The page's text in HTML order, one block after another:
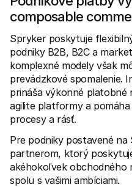
composable
Spryker poskytuje
podniky B2B, B2C a
komplexné modely však
prevádzkové spomalenie.
prináša výkonné platobné
agilite platformy a
procesy a rásť.
Pre podniky postavené
partnerom, ktorý
akéhokoľvek obchodného
spolu s vašimi ambíciami.
Knižnice
Integrujte Mollie s
Komunita na Discorde
Pridajte sa do našej
O spoločnosti Mollie
Ceny
Zobraziť naše ceny
O nás
Zistite viac o našom príbehu
hodnotách
Novinky
Prečítajte si najnovšie správy
Mollie
Kariéra
Príďte pracovať k nám -
nových zamestnancov!
Kontakt
Pre nakupujúcich